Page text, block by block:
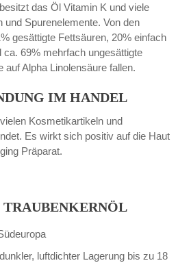
das Öl Vitamin K und viele
und Spurenelemente. Von den
gesättigte Fettsäuren, 20% einfach
ca. 69% mehrfach ungesättigte
auf Alpha Linolensäure fallen.
IM HANDEL
Kosmetikartikeln und
Es wirkt sich positiv auf die Haut
Präparat.
luftdichter Lagerung bis zu 18